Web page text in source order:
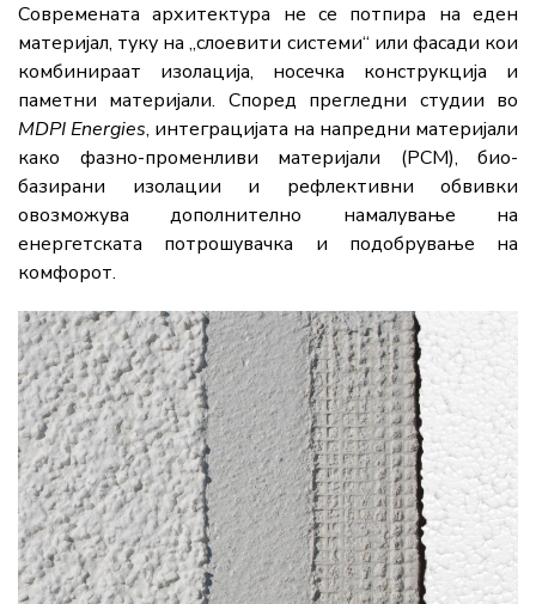
Современата архитектура не се потпира на еден
материјал, туку на „слоевити системи“ или фасади кои
комбинираат изолација, носечка конструкција и
паметни материјали. Според прегледни студии во
MDPI Energies, интеграцијата на напредни материјали
како фазно-променливи материјали (PCM), био-
базирани изолации и рефлективни обвивки
овозможува дополнително намалување на
енергетската потрошувачка и подобрување на
комфорот.